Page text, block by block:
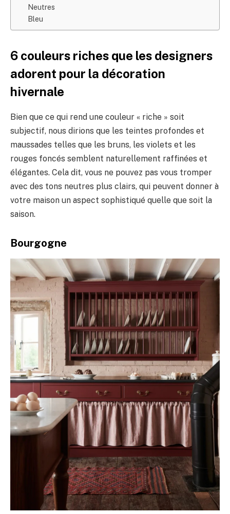
Neutres
Bleu
6 couleurs riches que les designers
adorent pour la décoration
hivernale
Bien que ce qui rend une couleur « riche » soit
subjectif, nous dirions que les teintes profondes et
maussades telles que les bruns, les violets et les
rouges foncés semblent naturellement raffinées et
élégantes. Cela dit, vous ne pouvez pas vous tromper
avec des tons neutres plus clairs, qui peuvent donner à
votre maison un aspect sophistiqué quelle que soit la
saison.
Bourgogne